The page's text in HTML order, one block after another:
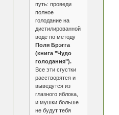
путь: проведи
полное
голодание на
дистилированной
воде по методу
Поля Брэгга
(книга "Чудо
голодания").
Все эти сгустки
расстворятся и
выведутся из
глазного яблока,
и мушки больше
не будут тебя